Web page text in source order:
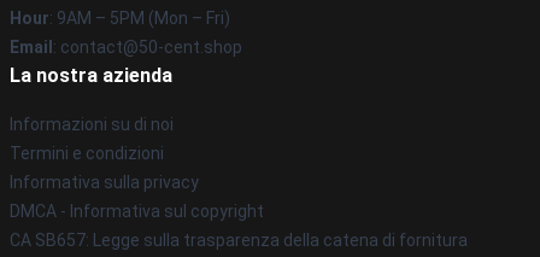
Hour: 9AM – 5PM (Mon – Fri)
Email : contact@50-cent.shop
La nostra azienda
Informazioni su di noi
Termini e condizioni
Informativa sulla privacy
DMCA - Informativa sul copyright
CA SB657: Legge sulla trasparenza della catena di fornitura